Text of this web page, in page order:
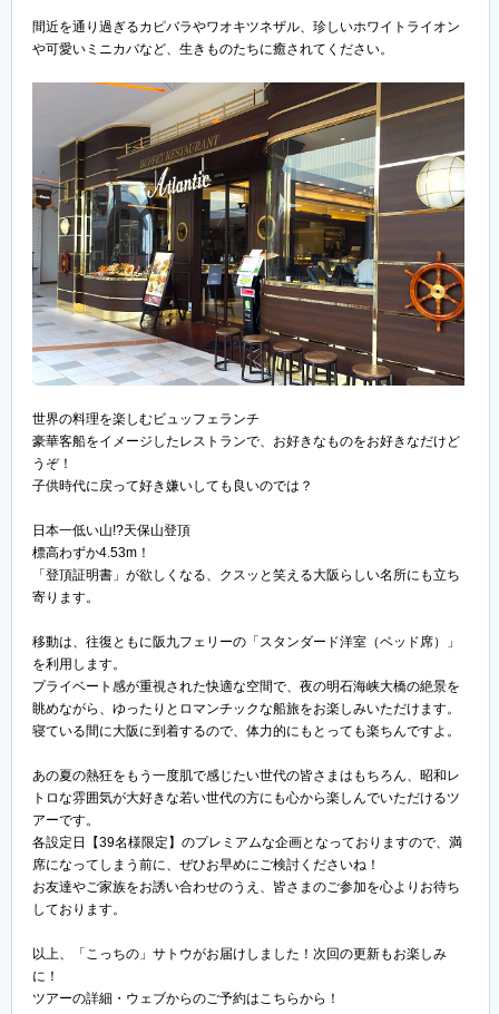
間近を通り過ぎるカピバラやワオキツネザル、珍しいホワイトライオン
や可愛いミニカバなど、生きものたちに癒されてください。
世界の料理を楽しむビュッフェランチ
豪華客船をイメージしたレストランで、お好きなものをお好きなだけど
うぞ！
子供時代に戻って好き嫌いしても良いのでは？
日本一低い山!?天保山登頂
標高わずか4.53m！
「登頂証明書」が欲しくなる、クスッと笑える大阪らしい名所にも立ち
寄ります。
移動は、往復ともに阪九フェリーの「スタンダード洋室（ベッド席）」
を利用します。
プライベート感が重視された快適な空間で、夜の明石海峡大橋の絶景を
眺めながら、ゆったりとロマンチックな船旅をお楽しみいただけます。
寝ている間に大阪に到着するので、体力的にもとっても楽ちんですよ。
あの夏の熱狂をもう一度肌で感じたい世代の皆さまはもちろん、昭和レ
トロな雰囲気が大好きな若い世代の方にも心から楽しんでいただけるツ
アーです。
各設定日【39名様限定】のプレミアムな企画となっておりますので、満
席になってしまう前に、ぜひお早めにご検討くださいね！
お友達やご家族をお誘い合わせのうえ、皆さまのご参加を心よりお待ち
しております。
以上、「こっちの」サトウがお届けしました！次回の更新もお楽しみ
に！
ツアーの詳細・ウェブからのご予約はこちらから！